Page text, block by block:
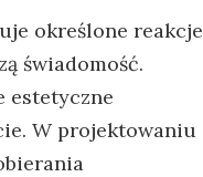
określone reakcje
świadomość.
estetyczne
W ⁣projektowaniu